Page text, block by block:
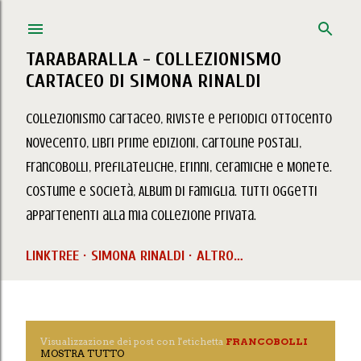
TARABARALLA - COLLEZIONISMO
CARTACEO DI SIMONA RINALDI
Collezionismo Cartaceo, Riviste e Periodici Ottocento
Novecento, Libri prime edizioni, Cartoline Postali,
Francobolli, Prefilateliche, Erinni, Ceramiche e Monete.
Costume e Società, Album di Famiglia. Tutti oggetti
appartenenti alla mia collezione privata.
LINKTREE SIMONA RINALDI ALTRO…
Visualizzazione dei post con l'etichetta FRANCOBOLLI
MOSTRA TUTTO